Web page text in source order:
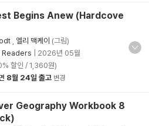
Begins Anew (Hardcove
엘리 맥케이 (그림)
Readers
2026년 05월
할인 / 1,360원)
8월 24일 출고 변경
Geography Workbook 8